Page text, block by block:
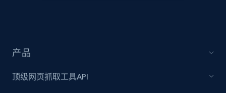
Sku, Product id, Product name, Manufacturer,
产品
顶级网页抓取工具API